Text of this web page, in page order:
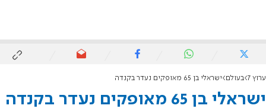
ערוץ 7 בעולם ישראלי בן 65 מאופקים נעדר בקנדה
ישראלי בן 65 מאופקים נעדר בקנדה